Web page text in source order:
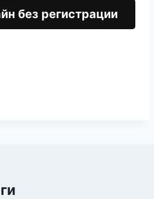
без регистрации